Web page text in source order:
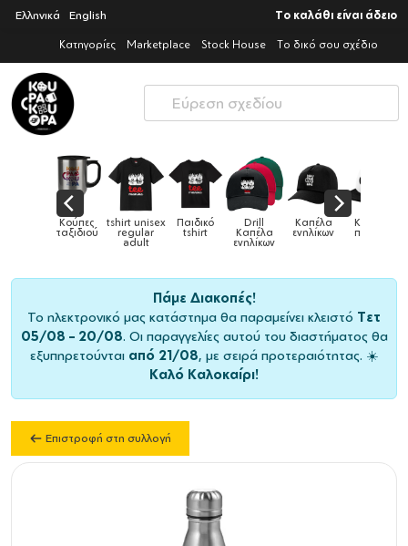
Ελληνικά English Το καλάθι είναι άδειο
Κατηγορίες Marketplace Stock House Το δικό σου σχέδιο
Παιδικό
tshirt
Drill
Καπέλα
ενηλίκων
Καπέλα
ενηλίκων
Καπέλα
παιδικά Κούπες Κούπες
Πάμε Διακοπές!
Το ηλεκτρονικό μας κατάστημα θα παραμείνει κλειστό Τετ
05/08 – 20/08. Οι παραγγελίες αυτού του διαστήματος θα
εξυπηρετούνται από 21/08, με σειρά προτεραιότητας. ☀️
Καλό Καλοκαίρι!
Επιστροφή στη συλλογή